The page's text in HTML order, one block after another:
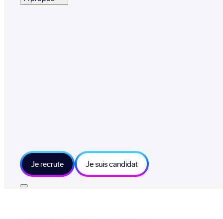
Je recrute Je suis candidat